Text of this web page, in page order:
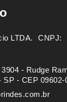
ㅤㅤㅤ CNPJ:
- Rudge
SP - CEP 09602-